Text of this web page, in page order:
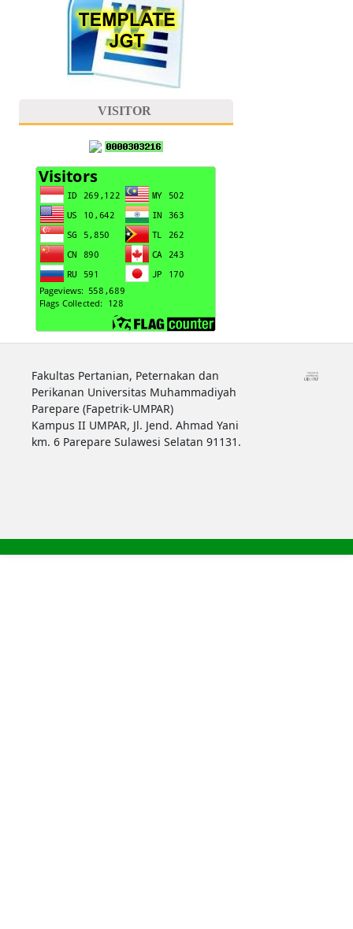
VISITOR
Fakultas Pertanian, Peternakan dan
Perikanan Universitas Muhammadiyah
Parepare (Fapetrik-UMPAR)
Kampus II UMPAR, Jl. Jend. Ahmad Yani
km. 6 Parepare Sulawesi Selatan 91131.